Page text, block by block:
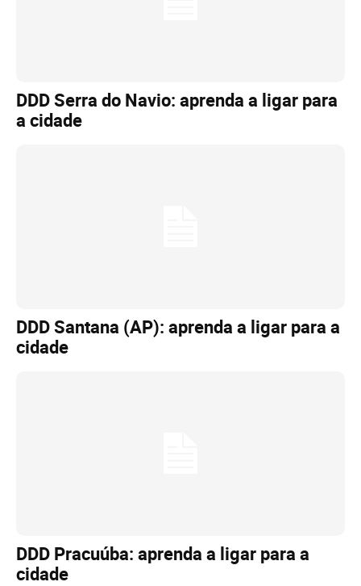
DDD Serra do Navio: aprenda a ligar para
a cidade
DDD Santana (AP): aprenda a ligar para a
cidade
DDD Pracuúba: aprenda a ligar para a
cidade